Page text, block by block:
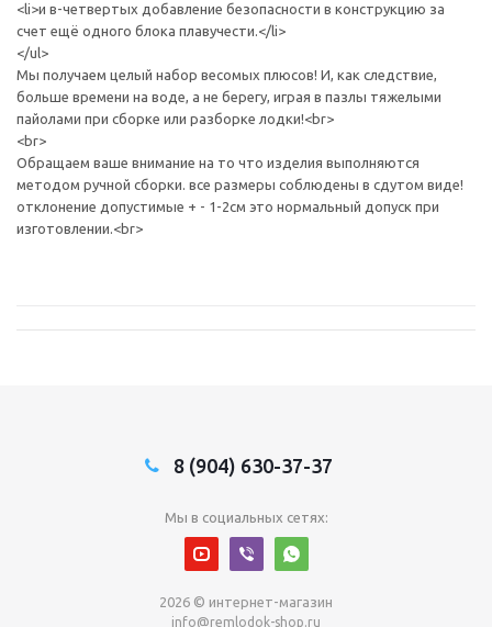
<li>и в-четвертых добавление безопасности в конструкцию за
счет ещё одного блока плавучести.</li>
</ul>
Мы получаем целый набор весомых плюсов! И, как следствие,
больше времени на воде, а не берегу, играя в пазлы тяжелыми
пайолами при сборке или разборке лодки!<br>
<br>
Обращаем ваше внимание на то что изделия выполняются
методом ручной сборки. все размеры соблюдены в сдутом виде!
отклонение допустимые + - 1-2см это нормальный допуск при
изготовлении.<br>
8 (904) 630-37-37
Мы в социальных сетях:
2026 © интернет-магазин
info@remlodok-shop.ru